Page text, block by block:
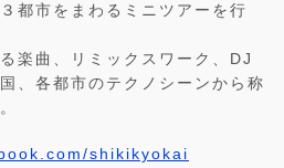
都市をまわるミニツアーを行
楽曲、リミックスワーク、DJ
、各都市のテクノシーンから称
shikikyokai